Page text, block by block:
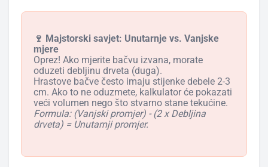
🍷 Majstorski savjet: Unutarnje vs. Vanjske
mjere
Oprez! Ako mjerite bačvu izvana, morate
oduzeti debljinu drveta (duga).
Hrastove bačve često imaju stijenke debele 2-3
cm. Ako to ne oduzmete, kalkulator će pokazati
veći volumen nego što stvarno stane tekućine.
Formula: (Vanjski promjer) - (2 x Debljina
drveta) = Unutarnji promjer.